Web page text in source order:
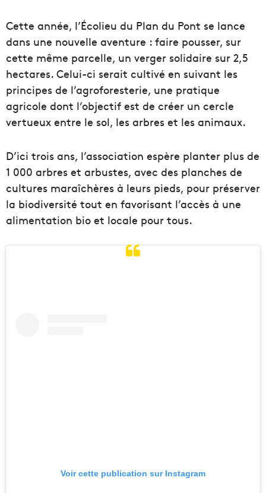
Cette année, l’Écolieu du Plan du Pont se lance
dans une nouvelle aventure : faire pousser, sur
cette même parcelle, un verger solidaire sur 2,5
hectares. Celui-ci serait cultivé en suivant les
principes de l’agroforesterie, une pratique
agricole dont l’objectif est de créer un cercle
vertueux entre le sol, les arbres et les animaux.
D’ici trois ans, l’association espère planter plus de
1 000 arbres et arbustes, avec des planches de
cultures maraîchères à leurs pieds, pour préserver
la biodiversité tout en favorisant l’accès à une
alimentation bio et locale pour tous.
Voir cette publication sur Instagram